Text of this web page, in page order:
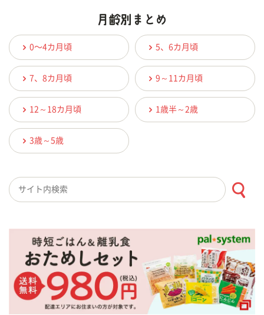
0〜4カ月頃 5、6カ月頃
7、8カ月頃 9～11カ月頃
12～18カ月頃 1歳半～2歳
3歳～5歳
検索キーワード入力